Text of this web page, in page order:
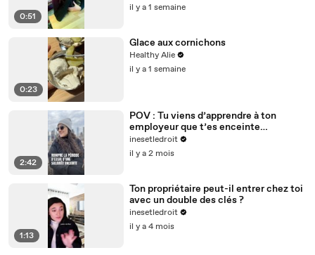
0:51
il y a 1 semaine
0:23
Glace aux cornichons
Healthy Alie
il y a 1 semaine
2:42
POV : Tu viens d’apprendre à ton
employeur que t’es enceinte…
inesetledroit
il y a 2 mois
1:13
Ton propriétaire peut-il entrer chez toi
avec un double des clés ?
inesetledroit
il y a 4 mois